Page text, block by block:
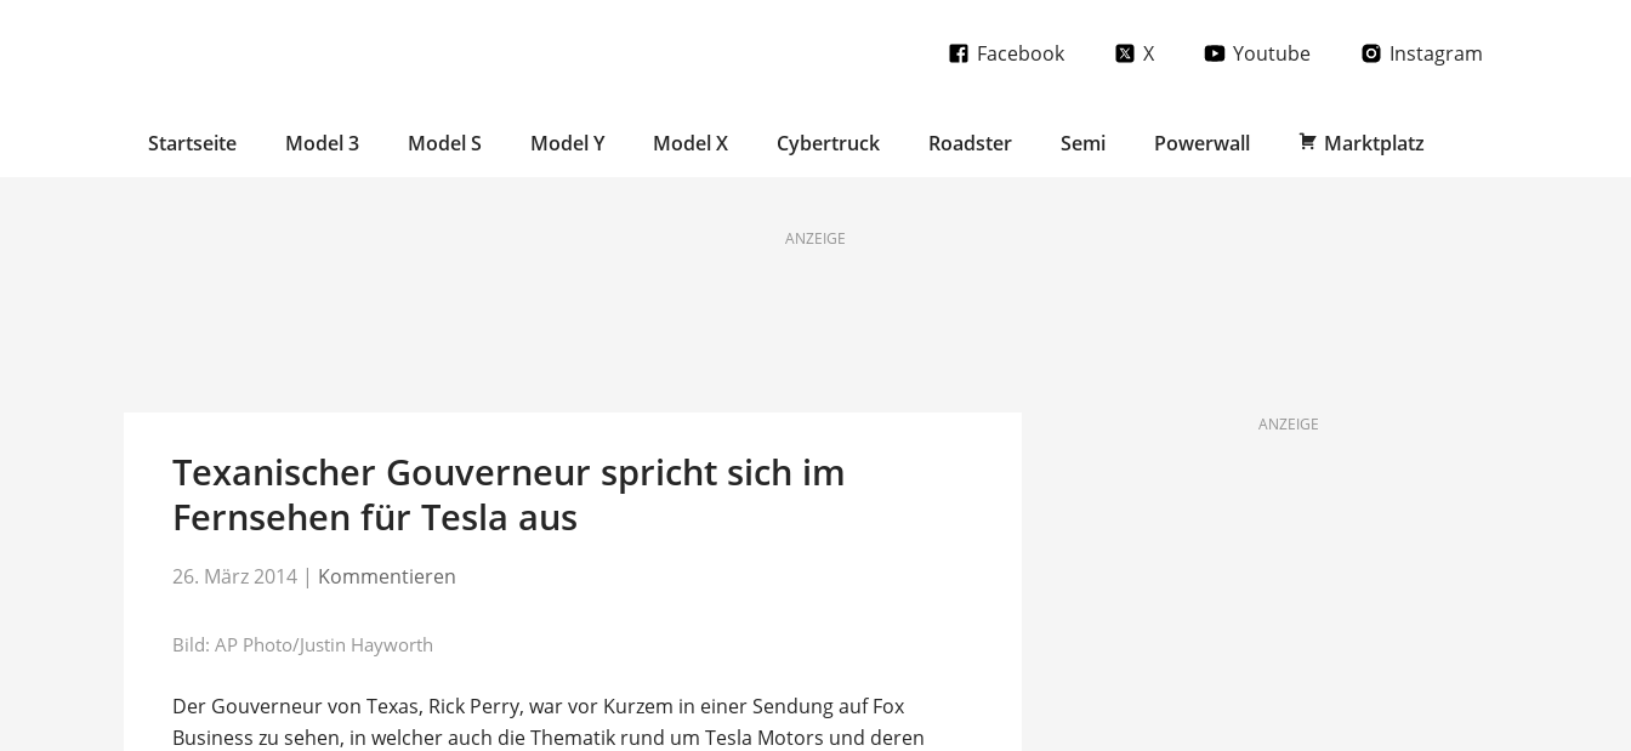
Facebook X Youtube Instagram
Startseite Model 3 Model S Model Y Model X Cybertruck Roadster Semi Powerwall Marktplatz
ANZEIGE
Texanischer Gouverneur spricht sich im
Fernsehen für Tesla aus
26. März 2014 | Kommentieren
Bild: AP Photo/Justin Hayworth
Der Gouverneur von Texas, Rick Perry, war vor Kurzem in einer Sendung auf Fox
Business zu sehen, in welcher auch die Thematik rund um Tesla Motors und deren
ANZEIGE